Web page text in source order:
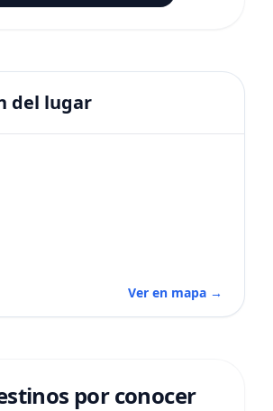
del lugar
Ver en mapa →
por conocer